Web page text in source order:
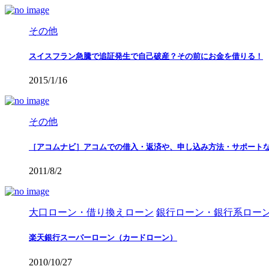
その他
スイスフラン急騰で追証発生で自己破産？その前にお金を借りる！
2015/1/16
その他
［アコムナビ］アコムでの借入・返済や、申し込み方法・サポート
2011/8/2
大口ローン・借り換えローン 銀行ローン・銀行系ロー
楽天銀行スーパーローン（カードローン）
2010/10/27